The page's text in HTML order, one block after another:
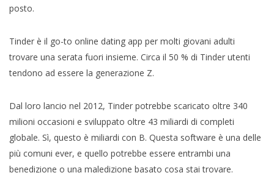
posto.
Tinder è il go-to online dating app per molti giovani adulti
trovare una serata fuori insieme. Circa il 50 % di Tinder utenti
tendono ad essere la generazione Z.
Dal loro lancio nel 2012, Tinder potrebbe scaricato oltre 340
milioni occasioni e sviluppato oltre 43 miliardi di completi
globale. Sì, questo è miliardi con B. Questa software è una delle
più comuni ever, e quello potrebbe essere entrambi una
benedizione o una maledizione basato cosa stai trovare.